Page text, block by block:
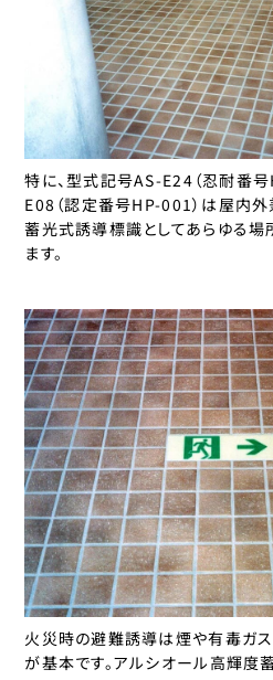
特に、型式記号AS-E24（忍耐番
E08（認定番号HP-001）は屋内
蓄光式誘導標識としてあらゆる
ます。
火災時の避難誘導は煙や有毒ガ
が基本です。アルシオール高輝